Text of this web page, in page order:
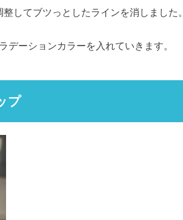
してブツっとしたラインを消しました。
デーションカラーを入れていきます。
プ